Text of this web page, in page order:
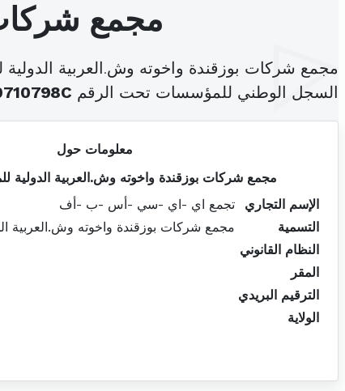
مجمع شركات
مجمع شركات بوزقندة واخوته وش.العربية
السجل الوطني للمؤسسات تحت الرقم
معلومات حول
مجمع شركات بوزقندة واخوته وش.العربية الدولية
الإسم التجاري
تجمع اي -اي -سي -أس -ب -أف
التسمية
مجمع شركات بوزقندة واخوته وش.العربية
النظام القانوني
المقر
الترقيم البريدي
الولاية